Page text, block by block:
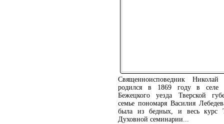
Священноисповедник Николай
родился в 1869 году в селе
Бежецкого уезда Тверской
семье пономаря Василия
была из бедных, и весь курс
Духовной семинарии...